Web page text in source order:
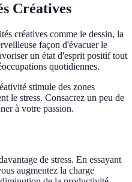
Créatives
créatives comme le dessin, la
façon d'évacuer le
un état d'esprit positif tout
quotidiennes.
stimule des zones
le stress. Consacrez un peu de
à votre passion.
de stress. En essayant
augmentez la charge